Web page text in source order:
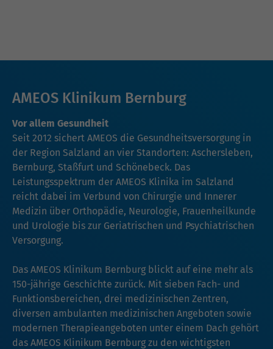
AMEOS Klinikum Bernburg
Vor allem Gesundheit
Seit 2012 sichert AMEOS die Gesundheitsversorgung in
der Region Salzland an vier Standorten: Aschersleben,
Bernburg, Staßfurt und Schönebeck. Das
Leistungsspektrum der AMEOS Klinika im Salzland
reicht dabei im Verbund von Chirurgie und Innerer
Medizin über Orthopädie, Neurologie, Frauenheilkunde
und Urologie bis zur Geriatrischen und Psychiatrischen
Versorgung.
Das AMEOS Klinikum Bernburg blickt auf eine mehr als
150-jährige Geschichte zurück. Mit sieben Fach- und
Funktionsbereichen, drei medizinischen Zentren,
diversen ambulanten medizinischen Angeboten sowie
modernen Therapieangeboten unter einem Dach gehört
das AMEOS Klinikum Bernburg zu den wichtigsten